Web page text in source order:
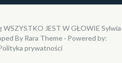
WSZYSTKO JEST W GŁOWIE Sylwia
By Rara Theme · Powered by:
prywatności